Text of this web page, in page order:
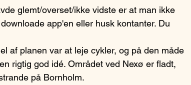
glemt/overset/ikke vidste er at man ikke
app'en eller husk kontanter. Du
af planen var at leje cykler, og på den måde
rigtig god idé. Området ved Nexø er fladt,
på Bornholm.